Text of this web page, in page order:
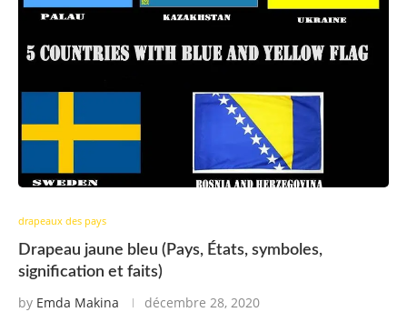
drapeaux des pays
Drapeau jaune bleu (Pays, États, symboles,
signification et faits)
by Emda Makina décembre 28, 2020